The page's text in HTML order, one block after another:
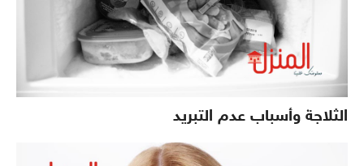
الثلاجة وأسباب عدم التبريد